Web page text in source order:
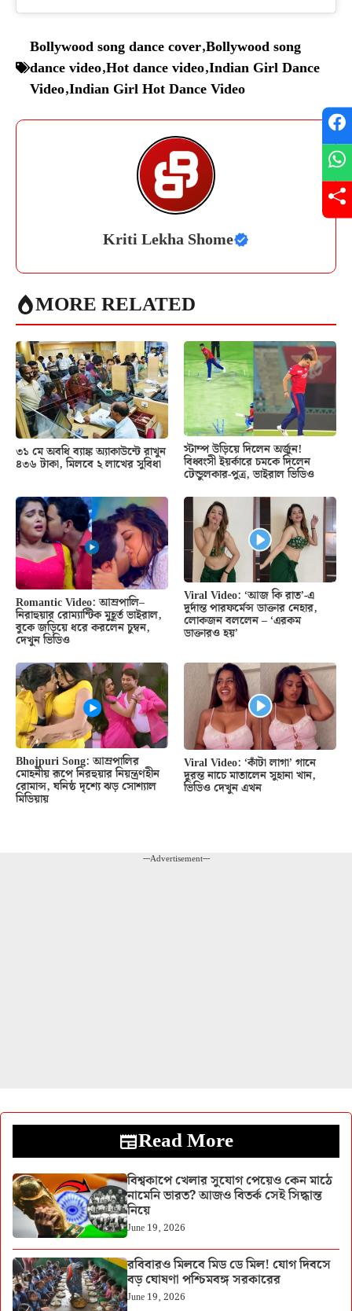
Bollywood song dance cover,Bollywood song
dance video,Hot dance video,Indian Girl Dance
Video,Indian Girl Hot Dance Video
Kriti Lekha Shome
MORE RELATED
৩১ মে অবধি ব্যাঙ্ক অ্যাকাউন্টে রাখুন
৪৩৬ টাকা, মিলবে ২ লাখের সুবিধা
স্টাম্প উড়িয়ে দিলেন অর্জুন!
বিধ্বংসী ইয়র্কারে চমকে দিলেন
টেন্ডুলকার-পুত্র, ভাইরাল ভিডিও
Romantic Video: আম্রপালি–
নিরাহুয়ার রোম্যান্টিক মুহূর্ত ভাইরাল,
বুকে জড়িয়ে ধরে করলেন চুম্বন,
দেখুন ভিডিও
Viral Video: ‘আজ কি রাত’-এ
দুর্দান্ত পারফর্মেন্স ডাক্তার নেহার,
লোকজন বললেন – ‘এরকম
ডাক্তারও হয়’
Bhojpuri Song: আম্রপালির
মোহনীয় রূপে নিরহুয়ার নিয়ন্ত্রণহীন
রোমান্স, ঘনিষ্ঠ দৃশ্যে ঝড় সোশ্যাল
মিডিয়ায়
Viral Video: ‘কাঁটা লাগা’ গানে
দুরন্ত নাচে মাতালেন সুহানা খান,
ভিডিও দেখুন এখন
---Advertisement---
Read More
বিশ্বকাপে খেলার সুযোগ পেয়েও কেন মাঠে
নামেনি ভারত? আজও বিতর্ক সেই সিদ্ধান্ত
নিয়ে
June 19, 2026
রবিবারও মিলবে মিড ডে মিল! যোগ দিবসে
বড় ঘোষণা পশ্চিমবঙ্গ সরকারের
June 19, 2026